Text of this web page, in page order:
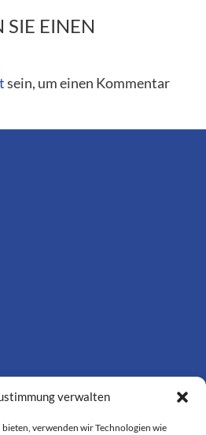
verwalten
verwenden wir Technologien wie
SIE EINEN
sein, um einen Kommentar
gaessler.de